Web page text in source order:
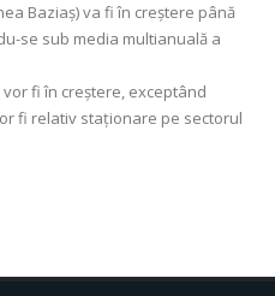
Baziaş) va fi în creștere până
se sub media multianuală a
fi în creștere, exceptând
fi relativ staționare pe sectorul